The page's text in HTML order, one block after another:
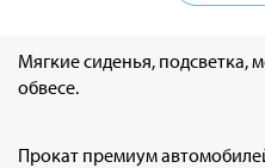
Мягкие сиденья,
обвесе.
Прокат премиум